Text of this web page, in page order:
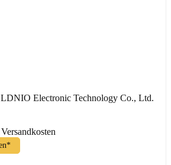
Electronic Technology Co., Ltd.